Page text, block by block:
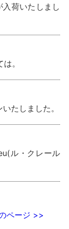
荷いたしまし
。
たしました。
ル・クレール
ページ >>